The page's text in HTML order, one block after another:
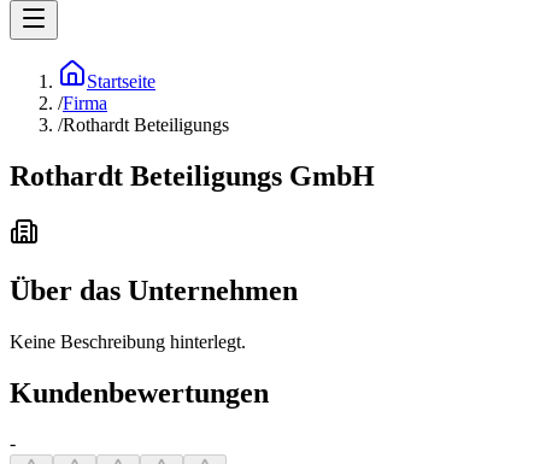
Startseite
/Firma
/Rothardt Beteiligungs
Rothardt Beteiligungs GmbH
Über das Unternehmen
Keine Beschreibung hinterlegt.
Kundenbewertungen
-